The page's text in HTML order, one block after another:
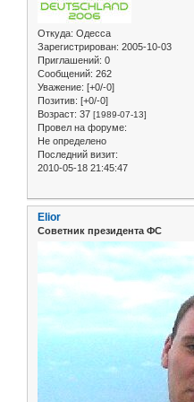
Откуда: Одесса
Зарегистрирован: 2005-10-03
Приглашений: 0
Сообщений: 262
Уважение: [+0/-0]
Позитив: [+0/-0]
Возраст: 37 [1989-07-13]
Провел на форуме:
Не определено
Последний визит:
2010-05-18 21:45:47
Elior
Советник президента ФС